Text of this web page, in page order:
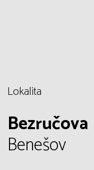
Lokalita
Bezručova
Benešov